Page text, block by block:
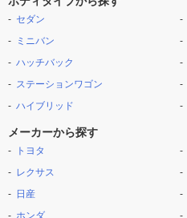
セダン
ミニバン
ハッチバック
ステーションワゴン
ハイブリッド
メーカーから探す
トヨタ
レクサス
日産